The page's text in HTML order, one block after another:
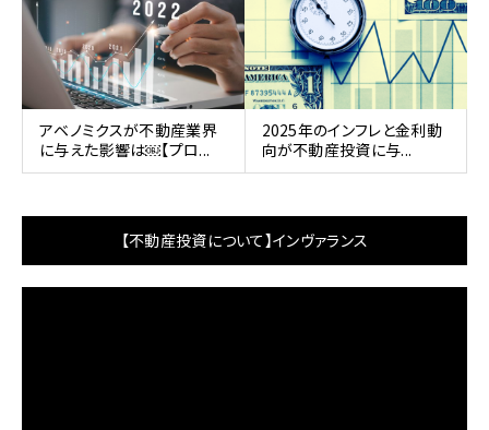
アベノミクスが不動産業界
に与えた影響は￼【プロ...
2025年のインフレと金利動
向が不動産投資に与...
【不動産投資について】インヴァランス